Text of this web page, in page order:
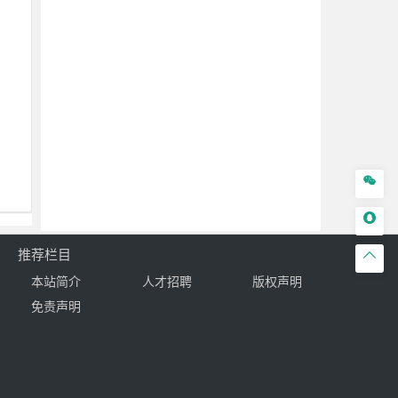



推荐栏目
本站简介 人才招聘
版权声明
免责声明